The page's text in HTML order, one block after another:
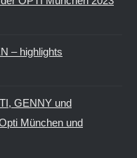
– highlights
GENNY und
München und